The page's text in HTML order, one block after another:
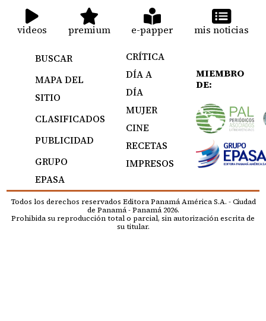
videos premium e-papper mis noticias
BUSCAR
MAPA DEL
SITIO
CLASIFICADOS
PUBLICIDAD
GRUPO
EPASA
CRÍTICA
DÍA A
DÍA
MUJER
CINE
RECETAS
IMPRESOS
MIEMBRO
DE:
Todos los derechos reservados Editora Panamá América S.A. - Ciudad
de Panamá - Panamá 2026.
Prohibida su reproducción total o parcial, sin autorización escrita de
su titular.